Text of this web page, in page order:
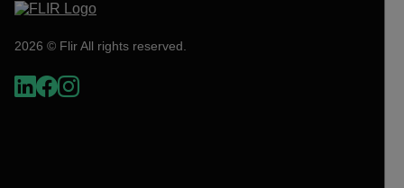
2026 © Flir All rights reserved.